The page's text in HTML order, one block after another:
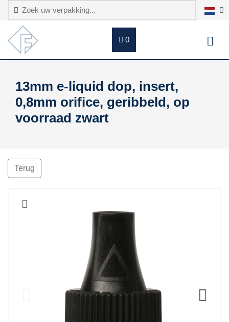
0
13mm e-liquid dop, insert,
0,8mm orifice, geribbeld, op
voorraad zwart
Terug